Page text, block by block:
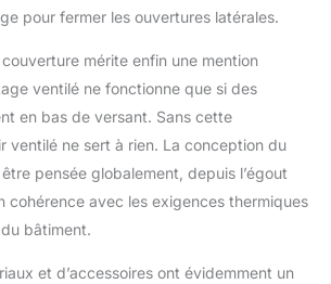
pour fermer les ouvertures latérales.
mérite enfin une mention
ventilé ne fonctionne que si des
en bas de versant. Sans cette
ventilé ne sert à rien. La conception du
pensée globalement, depuis l’égout
cohérence avec les exigences thermiques
bâtiment.
et d’accessoires ont évidemment un